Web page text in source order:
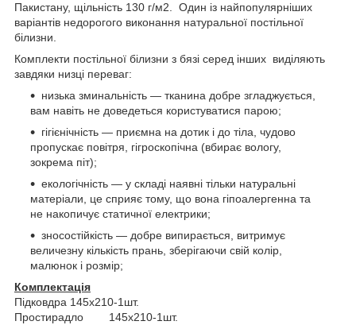
Пакистану, щільність 130 г/м2. Один із найпопулярніших
варіантів недорогого виконання натуральної постільної
білизни.
Комплекти постільної білизни з бязі серед інших виділяють
завдяки низці переваг:
низька зминальність — тканина добре згладжується,
вам навіть не доведеться користуватися парою;
гігієнічність — приємна на дотик і до тіла, чудово
пропускає повітря, гігроскопічна (вбирає вологу,
зокрема піт);
екологічність — у складі наявні тільки натуральні
матеріали, це сприяє тому, що вона гіпоалергенна та
не накопичує статичної електрики;
зносостійкість — добре випирається, витримує
величезну кількість прань, зберігаючи свій колір,
малюнок і розмір;
Комплектація
Підковдра 145х210-1шт.
Простирадло 145х210-1шт.